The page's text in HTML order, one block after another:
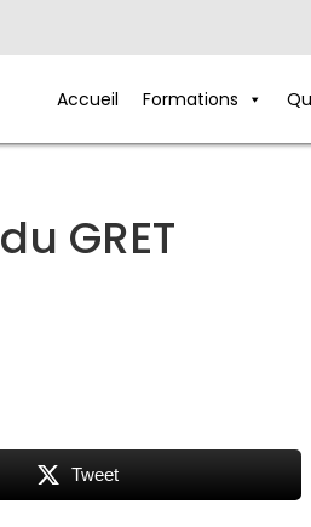
Accueil Formations
du GRET
Tweet